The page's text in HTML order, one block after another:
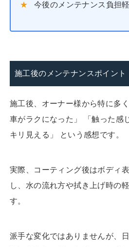
今後のメンテナンス負担
施工後のメンテナンスポイント
施工後、オーナー様から特に多
車がラクになった」 「触った感
キリ見える」 という感想です。
実際、コーティング後はボディ
し、水の流れ方や拭き上げ時の
す。
派手な変化ではありませんが、